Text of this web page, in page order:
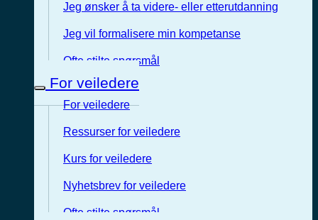
Jeg ønsker å ta videre- eller etterutdanning
Jeg vil formalisere min kompetanse
Ofte stilte spørsmål
For veiledere
For veiledere
Ressurser for veiledere
Kurs for veiledere
Nyhetsbrev for veiledere
Ofte stilte spørsmål